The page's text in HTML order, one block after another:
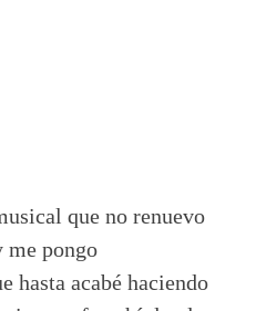
que no renuevo
me pongo
hasta acabé haciendo